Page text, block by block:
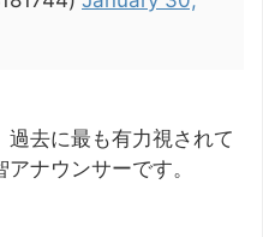
去に最も有力視されて
ナウンサーです。